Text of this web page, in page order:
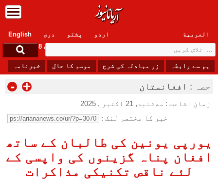
English دری پشتو العربیة
اردو
Saturday, 8 August , 2026
ہم سے رابطہ زر مبادلہ کی شرح موسم کا حال خبرنامہ
حصہ : افغانستان - +
زمان اشاعت : سه‌شنبه, 21 اکتبر , 2025
خبر کا مختصر لنک :
یورپی یونین کی طالبان کے ساتھ
افغان پناہ گزینوں کی واپسی کے
لئے ناقص تکنیکی مذاکرات